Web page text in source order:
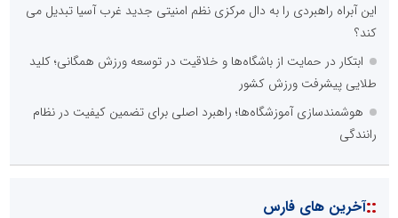
این آبراه راهبردی را به دال مرکزی نظم امنیتی جدید غرب آسیا تبدیل می
کند؟
ابتکار در حمایت از باشگاه‌ها و خلاقیت در توسعه ورزش همگانی؛ کلید
طلایی پیشرفت ورزش کشور
هوشمندسازی آموزشگاه‌ها؛ راهبرد اصلی برای تضمین کیفیت در نظام
رانندگی
::آخرین های فارس